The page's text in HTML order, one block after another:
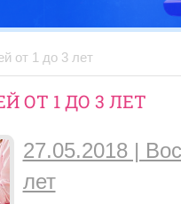
от 1 до 3 лет
ОТ 1 ДО 3 ЛЕТ
27.05.2018 |
лет